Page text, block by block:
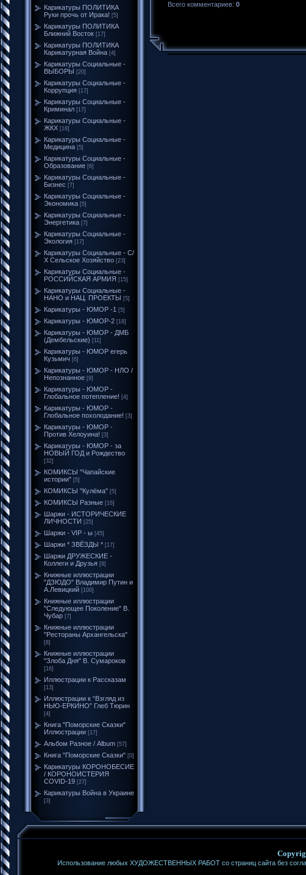
Карикатуры ПОЛИТИКА
Руки прочь от Ирака! [5]
Карикатуры ПОЛИТИКА
Ближний Восток [17]
Карикатуры ПОЛИТИКА
Карикатурная Война [4]
Карикатуры Социальные -
ВЫБОРЫ [20]
Карикатуры Социальные -
Коррупция [17]
Карикатуры Социальные -
Криминал [17]
Карикатуры Социальные -
ЖКХ [18]
Карикатуры Социальные -
Медицина [5]
Карикатуры Социальные -
Образование [6]
Карикатуры Социальные -
Бизнес [7]
Карикатуры Социальные -
Экономика [5]
Карикатуры Социальные -
Энергетика [7]
Карикатуры Социальные -
Экология [17]
Карикатуры Социальные - С/
Х Сельское Хозяйство [23]
Карикатуры Социальные -
РОССИЙСКАЯ АРМИЯ [15]
Карикатуры Социальные -
НАНО и НАЦ. ПРОЕКТЫ [5]
Карикатуры - ЮМОР -1 [5]
Карикатуры - ЮМОР-2 [18]
Карикатуры - ЮМОР - ДМБ
(Дембельские) [11]
Карикатуры - ЮМОР егерь
Кузьмич [6]
Карикатуры - ЮМОР - НЛО /
Непознанное [9]
Карикатуры - ЮМОР -
Глобальное потепление! [4]
Карикатуры - ЮМОР -
Глобальное похолодание! [3]
Карикатуры - ЮМОР -
Против Хелоуина! [3]
Карикатуры - ЮМОР - за
НОВЫЙ ГОД и Рождество
[32]
КОМИКСЫ "Чапайские
истории" [5]
КОМИКСЫ "Кулёма" [5]
КОМИКСЫ Разные [16]
Шаржи - ИСТОРИЧЕСКИЕ
ЛИЧНОСТИ [25]
Шаржи - VIP - ы [45]
Шаржи * ЗВЁЗДЫ * [17]
Шаржи ДРУЖЕСКИЕ -
Коллеги и Друзья [9]
Книжные иллюстрации
"ДЗЮДО" Владимир Путин и
А.Левицкий [100]
Книжные иллюстрации
"Следующее Поколение" В.
Чубар [7]
Книжные иллюстрации
"Рестораны Архангельска"
[8]
Книжные иллюстрации
"Злоба Дня" В. Сумароков
[16]
Иллюстрации к Рассказам
[13]
Иллюстрации к “Взгляд из
НЬЮ-ЕРКИНО” Глеб Тюрин
[4]
Книга "Поморские Сказки"
Иллюстрации [17]
Альбом Разное / Album [57]
Книга "Поморские Сказки" [0]
Карикатуры КОРОНОБЕСИЕ
/ КОРОНОИСТЕРИЯ
COVID-19 [27]
Карикатуры Война в Украине
[3]
Всего комментариев: 0
Использование любых ХУДОЖЕСТВЕННЫХ РАБОТ со страниц сайта без